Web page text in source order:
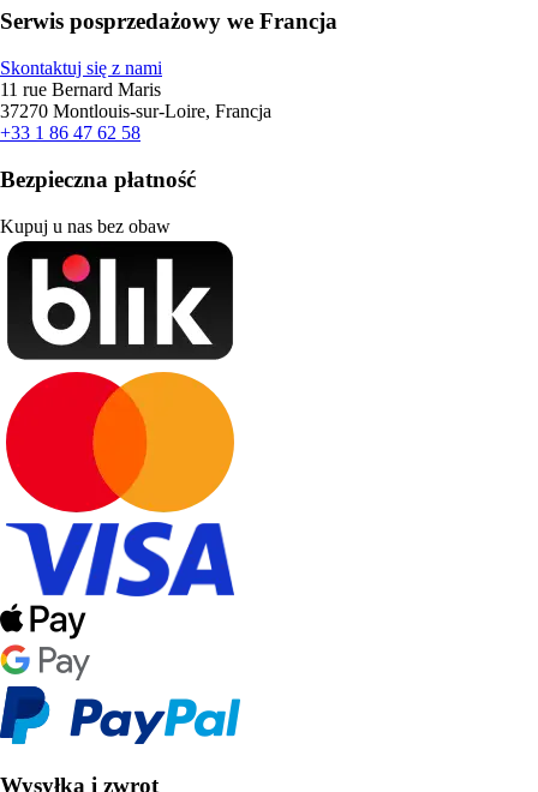
Serwis posprzedażowy we Francja
Skontaktuj się z nami
11 rue Bernard Maris
37270 Montlouis-sur-Loire, Francja
+33 1 86 47 62 58
Bezpieczna płatność
Kupuj u nas bez obaw
Wysyłka i zwrot